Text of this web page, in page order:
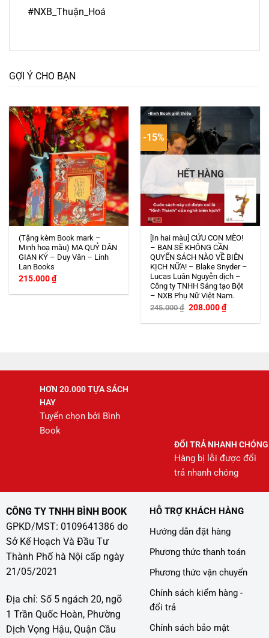
#NXB_Thuận_Hoá
GỢI Ý CHO BẠN
(Tặng kèm Book mark –
Minh hoạ màu) MA QUỶ DÂN
GIAN KÝ – Duy Văn – Linh
Lan Books
215.000₫
-15%
HẾT HÀNG
[In hai màu] CỨU CON MÈO!
– BẠN SẼ KHÔNG CẦN
QUYỂN SÁCH NÀO VỀ BIÊN
KỊCH NỮA! – Blake Snyder –
Lucas Luân Nguyễn dịch –
Công ty TNHH Sáng tạo Bột
– NXB Phụ Nữ Việt Nam.
245.000₫ Giá
là:
208.000₫Giá
hiện
tại
HƠN 20.000 TỰA SÁCH
HAY
Tuyển chọn bởi Bình
Book
ĐỔI TRẢ NHANH CHÓNG
Hàng bị lỗi được đổi
trả nhanh chóng
CÔNG TY TNHH BÌNH BOOK
GPKD/MST: 0109641386 do
Sở Kế Hoạch Và Đầu Tư
Thành Phố hà Nội cấp ngày
21/05/2021
Địa chỉ: Số 5 ngách 20, ngõ
1 Trần Quốc Hoàn, Phường
Dịch Vọng Hậu, Quận Cầu
HỖ TRỢ KHÁCH HÀNG
Hướng dẫn đặt hàng
Phương thức thanh toán
Phương thức vận chuyển
Chính sách kiểm hàng -
đổi trả
Chính sách bảo mật